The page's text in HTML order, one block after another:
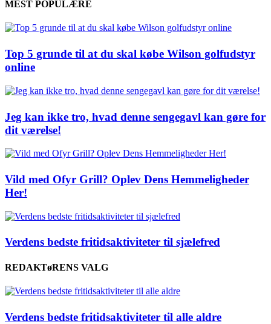
MEST POPULÆRE
Top 5 grunde til at du skal købe Wilson golfudstyr
online
Jeg kan ikke tro, hvad denne sengegavl kan gøre for
dit værelse!
Vild med Ofyr Grill? Oplev Dens Hemmeligheder
Her!
Verdens bedste fritidsaktiviteter til sjælefred
REDAKTøRENS VALG
Verdens bedste fritidsaktiviteter til alle aldre